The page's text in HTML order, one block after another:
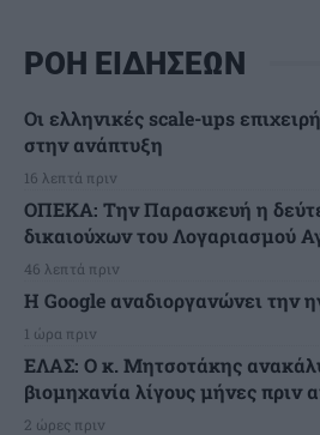
ΡΟΗ ΕΙΔΗΣΕΩΝ
Οι ελληνικές scale-ups
στην ανάπτυξη
16 λεπτά πριν
ΟΠΕΚΑ: Την Παρασκευή η
δικαιούχων του Λογαριασμού
46 λεπτά πριν
H Google αναδιοργανώνει την
1 ώρα πριν
ΕΛΑΣ: Ο κ. Μητσοτάκης
βιομηχανία λίγους μήνες πριν
2 ώρες πριν